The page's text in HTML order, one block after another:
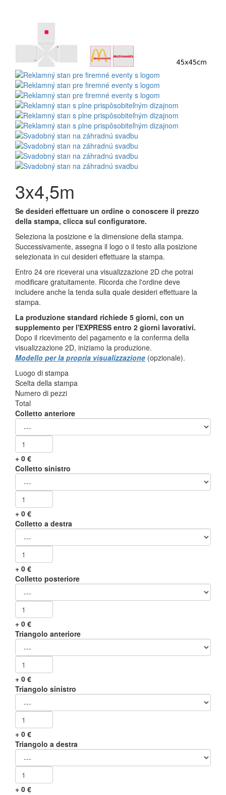
3x4,5m
Se desideri effettuare un ordine o conoscere il prezzo
della stampa, clicca sul configuratore.
Seleziona la posizione e la dimensione della stampa.
Successivamente, assegna il logo o il testo alla posizione
selezionata in cui desideri effettuare la stampa.
Entro 24 ore riceverai una visualizzazione 2D che potrai
modificare gratuitamente. Ricorda che l'ordine deve
includere anche la tenda sulla quale desideri effettuare la
stampa.
La produzione standard richiede 5 giorni, con un
supplemento per l'EXPRESS entro 2 giorni lavorativi.
Dopo il ricevimento del pagamento e la conferma della
visualizzazione 2D, iniziamo la produzione.
Modello per la propria visualizzazione (opzionale).
Luogo di stampa
Scelta della stampa
Numero di pezzi
Total
Colletto anteriore
+ 0 €
Colletto sinistro
+ 0 €
Colletto a destra
+ 0 €
Colletto posteriore
+ 0 €
Triangolo anteriore
+ 0 €
Triangolo sinistro
+ 0 €
Triangolo a destra
+ 0 €